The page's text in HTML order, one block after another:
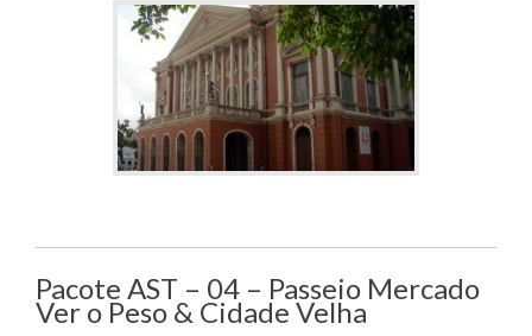
Pacote AST – 04 – Passeio Mercado
Ver o Peso & Cidade Velha